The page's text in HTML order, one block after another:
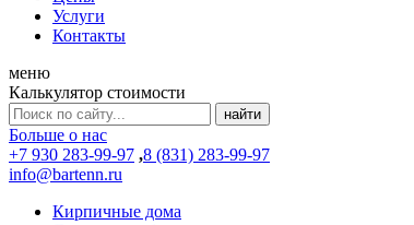
Услуги
Контакты
меню
Калькулятор стоимости
Больше о нас
+7 930 283-99-97 ,8 (831) 283-99-97
info@bartenn.ru
Кирпичные дома